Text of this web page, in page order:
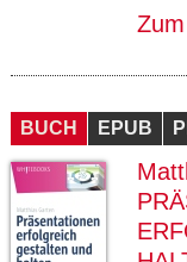
BUCH EPUB